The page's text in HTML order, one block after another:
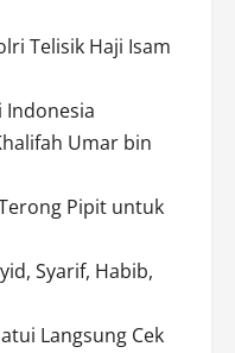
Telisik Haji Isam
Indonesia
Umar bin
Pipit untuk
Syarif, Habib,
Langsung Cek